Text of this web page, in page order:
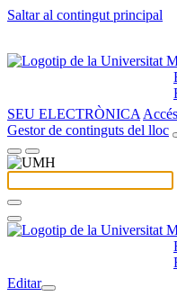
Saltar al contingut principal
SEU ELECTRÒNICA
Gestor de continguts del lloc
Editar